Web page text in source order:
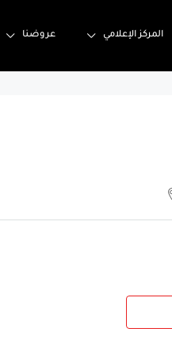
المركز الإعلامي عروضنا